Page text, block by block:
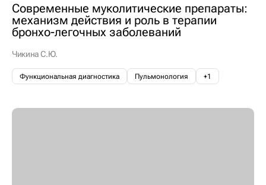
Современные муколитические препараты:
механизм действия и роль в терапии
бронхо-легочных заболеваний
Чикина С.Ю.
Функциональная диагностика Пульмонология +1